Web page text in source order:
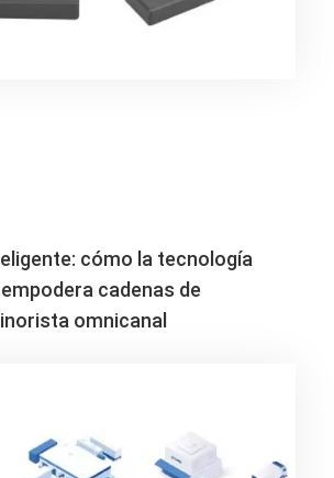
cómo la tecnología
cadenas de
omnicanal